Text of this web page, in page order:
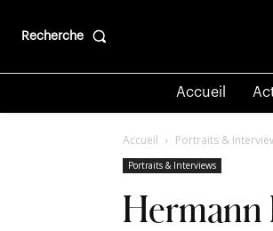
Recherche
Accueil
Accueil Portraits &
Portraits & Interviews
Hermann